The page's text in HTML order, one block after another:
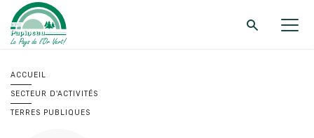
ACCUEIL
SECTEUR D'ACTIVITÉS
TERRES PUBLIQUES